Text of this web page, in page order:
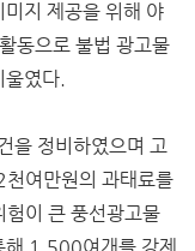
지 제공을 위해 야
동으로 불법 광고물
울였다.
을 정비하였으며 고
여만원의 과태료를
이 큰 풍선광고물